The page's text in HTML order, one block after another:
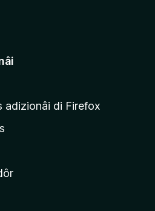
adizionâi di Firefox